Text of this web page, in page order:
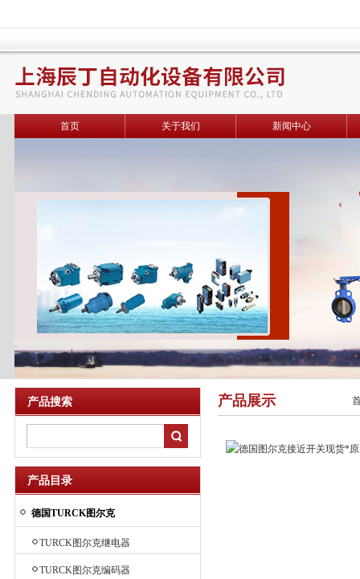
首页 关于我们 新闻中心
产品搜索
产品目录
德国TURCK图尔克
TURCK图尔克继电器
TURCK图尔克编码器
产品展示